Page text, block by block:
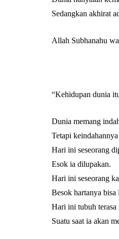
Sedangkan akhirat
Allah Subhanahu
“Kehidupan dunia
Dunia memang
Tetapi
Hari ini seseorang
Esok ia dilupakan.
Hari ini seseorang
Besok hartanya bisa
Hari ini tubuh terasa
Suatu saat ia akan